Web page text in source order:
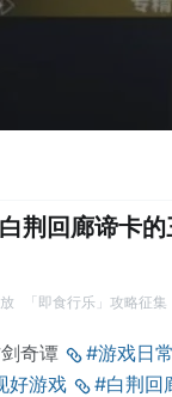
白荆回廊谛卡
「即食行乐」攻略征集
奇谭 #游戏日常
好游戏 #白荆回